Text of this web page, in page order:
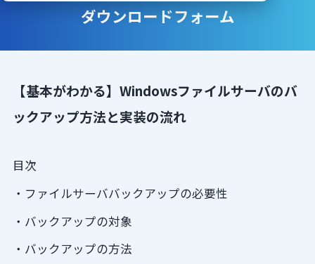
ダウンロードフォーム
【基本がわかる】Windowsファイルサーバのバ
ックアップ方法と実装の流れ
目次
ファイルサーババックアップの必要性
バックアップの対象
バックアップの方法